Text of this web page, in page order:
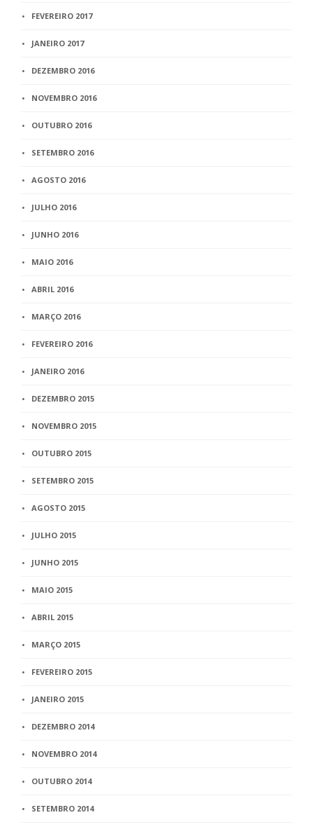
FEVEREIRO 2017
JANEIRO 2017
DEZEMBRO 2016
NOVEMBRO 2016
OUTUBRO 2016
SETEMBRO 2016
AGOSTO 2016
JULHO 2016
JUNHO 2016
MAIO 2016
ABRIL 2016
MARÇO 2016
FEVEREIRO 2016
JANEIRO 2016
DEZEMBRO 2015
NOVEMBRO 2015
OUTUBRO 2015
SETEMBRO 2015
AGOSTO 2015
JULHO 2015
JUNHO 2015
MAIO 2015
ABRIL 2015
MARÇO 2015
FEVEREIRO 2015
JANEIRO 2015
DEZEMBRO 2014
NOVEMBRO 2014
OUTUBRO 2014
SETEMBRO 2014